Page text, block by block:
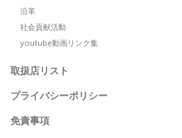
沿革
社会貢献活動
youtube動画リンク集
取扱店リスト
プライバシーポリシー
免責事項